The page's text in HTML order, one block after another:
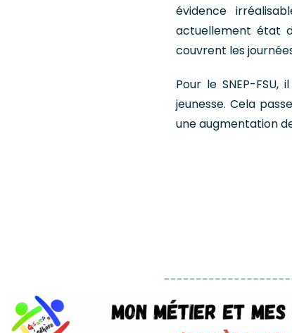
évidence
actuellement état
couvrent les
Pour le SNEP-
jeunesse. Cela
une augmentation